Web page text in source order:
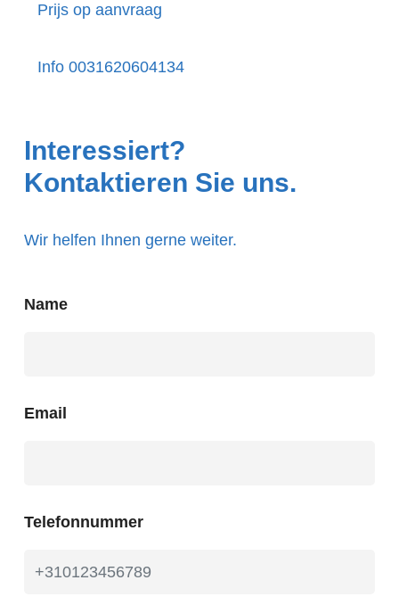
Prijs op aanvraag
Info 0031620604134
Interessiert?
Kontaktieren Sie uns.
Wir helfen Ihnen gerne weiter.
Name
Email
Telefonnummer